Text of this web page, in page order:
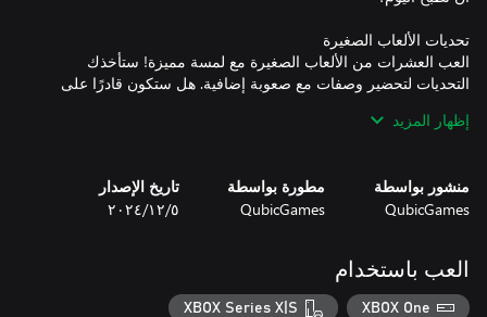
العب العشرات من الألعاب الصغيرة مع لمسة مميزة! ستأخذك
التحديات لتحضير وصفات مع صعوبة إضافية. هل ستكون قادرًا على
وتميزًا من خلال تغيير زيك من مجموعة واسعة من الملابس،
من خلال إكمال الألعاب الصغيرة، الأحداث والتحديات، ستتمكن من
جمع معدات طهي مختلفة مثل الأواني، الأدوات، الأطباق وغيرها،
إظهار المزيد
منشور بواسطة
QubicGames
مطورة بواسطة
QubicGames
تاريخ الإصدار
٥‏/١٢‏/٢٠٢٤
العب باستخدام
XBOX One
XBOX Series X|S